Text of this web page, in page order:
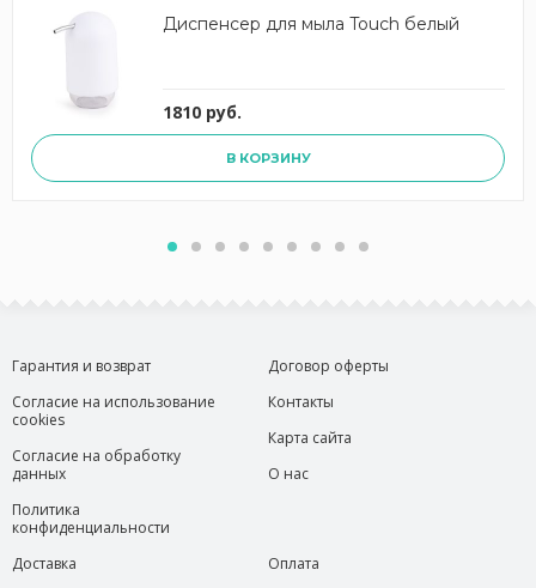
Диспенсер для мыла Touch белый
1810 руб.
В КОРЗИНУ
Гарантия и возврат
Согласие на использование
cookies
Согласие на обработку
данных
Политика
конфиденциальности
Договор оферты
Контакты
Карта сайта
О нас
Доставка
Оплата